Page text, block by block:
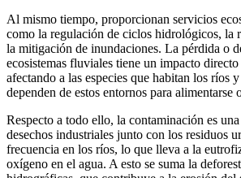
Al mismo tiempo, proporcionan servicios
como la regulación de ciclos hidrológicos, la
la mitigación de inundaciones. La pérdida o
ecosistemas fluviales tiene un impacto
afectando a las especies que habitan los ríos
dependen de estos entornos para alimentarse
Respecto a todo ello, la contaminación es
desechos industriales junto con los residuos
frecuencia en los ríos, lo que lleva a la
oxígeno en el agua. A esto se suma la